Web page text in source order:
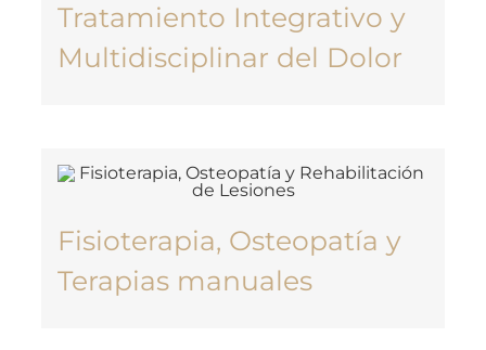
Tratamiento Integrativo y
Multidisciplinar del Dolor
Fisioterapia, Osteopatía y
Terapias manuales